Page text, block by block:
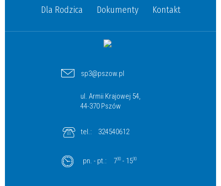
Dla Rodzica Dokumenty Kontakt
sp3@pszow.pl
ul. Armii Krajowej 54,
44-370 Pszów
tel.: 324540612
pn. - pt.: 730 - 1530